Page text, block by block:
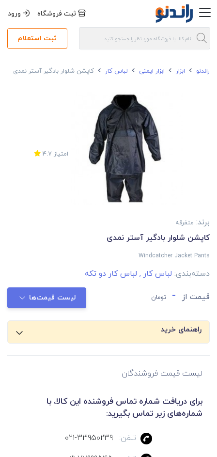
ثبت فروشگاه ورود
ثبت استعلام
راندنو ابزار ابزار ایمنی لباس کار کاپشن شلوار بادگیر آستر نمدی
امتیاز 4.7
برند: متفرقه
کاپشن شلوار بادگیر آستر نمدی
Windcatcher Jacket Pants
دسته‌بندی: لباس کار , لباس کار دو تکه
قیمت از - تومان لیست قیمت‌ها
راهنمای خرید
لیست قیمت فروشندگان
برای دریافت شماره تماس فروشنده این کالا، با
شماره‌های زیر تماس بگیرید:
تلفن:
021-33950239